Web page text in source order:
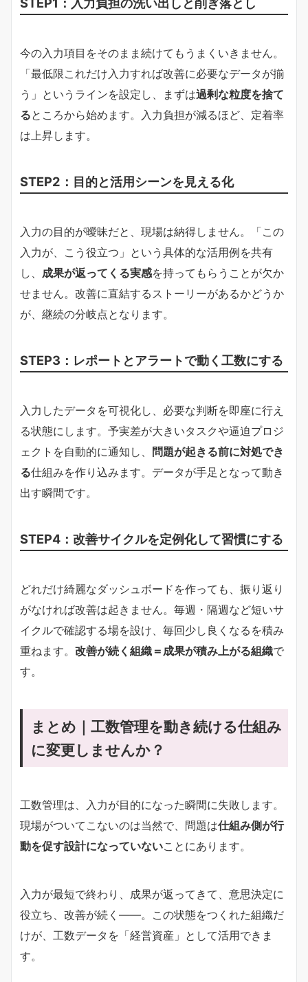
今の入力項目をそのまま続けてもうまくいきません。
「最低限これだけ入力すれば改善に必要なデータが揃
う」というラインを設定し、まずは過剰な粒度を捨て
るところから始めます。入力負担が減るほど、定着率
は上昇します。
STEP2：目的と活用シーンを見える化
入力の目的が曖昧だと、現場は納得しません。「この
入力が、こう役立つ」という具体的な活用例を共有
し、 成果が返ってくる実感を持ってもらうことが欠か
せません。改善に直結するストーリーがあるかどうか
が、継続の分岐点となります。
STEP3：レポートとアラートで動く工数にする
入力したデータを可視化し、必要な判断を即座に行え
る状態にします。予実差が大きいタスクや逼迫プロジ
ェクトを自動的に通知し、 問題が起きる前に対処でき
る仕組みを作り込みます。データが手足となって動き
出す瞬間です。
STEP4：改善サイクルを定例化して習慣にする
どれだけ綺麗なダッシュボードを作っても、振り返り
がなければ改善は起きません。毎週・隔週など短いサ
イクルで確認する場を設け、毎回少し良くなるを積み
重ねます。 改善が続く組織＝成果が積み上がる組織で
す。
まとめ｜工数管理を動き続ける仕組み
に変更しませんか？
工数管理は、入力が目的になった瞬間に失敗します。
現場がついてこないのは当然で、問題は仕組み側が行
動を促す設計になっていないことにあります。
入力が最短で終わり、成果が返ってきて、意思決定に
役立ち、改善が続く——。この状態をつくれた組織だ
けが、工数データを「経営資産」として活用できま
す。